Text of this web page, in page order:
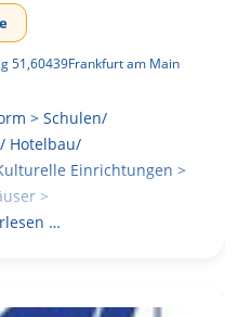
51,60439Frankfurt am Main
> Schulen/
Hotelbau/
Einrichtungen >
>
…